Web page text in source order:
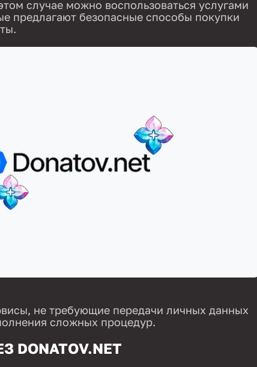
случае можно воспользоваться услугами
предлагают безопасные способы покупки
не требующие передачи личных данных
сложных процедур.